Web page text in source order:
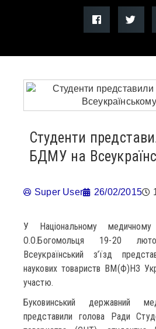
Студенти
БДМУ на
Super User 26/02/2015
У Національному медичному
О.О.Богомольця 19-20
Всеукраїнський з’їзд
наукових товариств ВМ(Ф)НЗ
участю.
Буковинський державний
представили голова Ради